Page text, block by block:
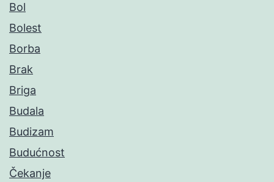
Bol
Bolest
Borba
Brak
Briga
Budala
Budizam
Budućnost
Čekanje